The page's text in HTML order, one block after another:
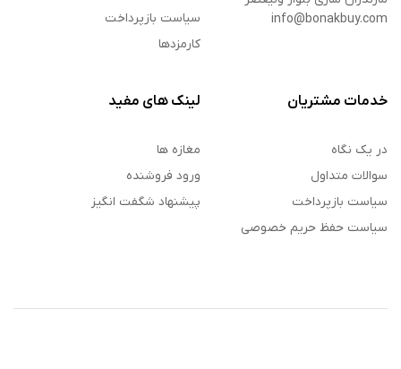
info@bonakbuy.com
سیاست بازپرداخت
کارمزدها
خدمات مشتریان
در یک نگاه
سوالات متداول
سیاست بازپرداخت
سیاست حفظ حریم خصوصی
لینک های مفید
مغازه ها
ورود فروشنده
پیشنهاد شگفت انگیز